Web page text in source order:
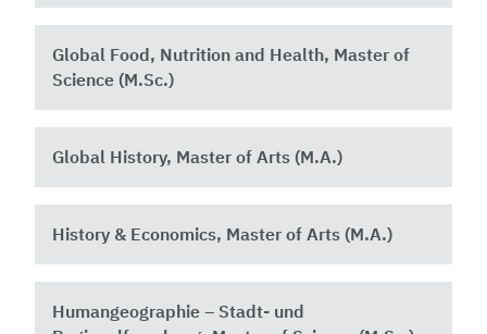
Global Food, Nutrition and Health, Master of
Science (M.Sc.) ​
Global History, Master of Arts (M.A.)
History & Economics, Master of Arts (M.A.)
Humangeographie – Stadt- und